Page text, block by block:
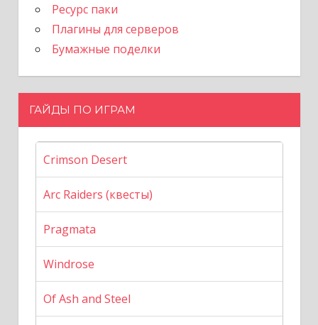
Ресурс паки
Плагины для серверов
Бумажные поделки
ГАЙДЫ ПО ИГРАМ
Crimson Desert
Arc Raiders (квесты)
Pragmata
Windrose
Of Ash and Steel